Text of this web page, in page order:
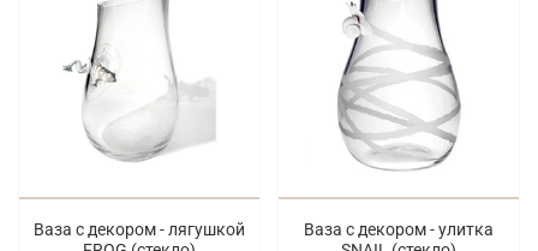
Ваза с декором - лягушкой
Ваза с декором - улитка